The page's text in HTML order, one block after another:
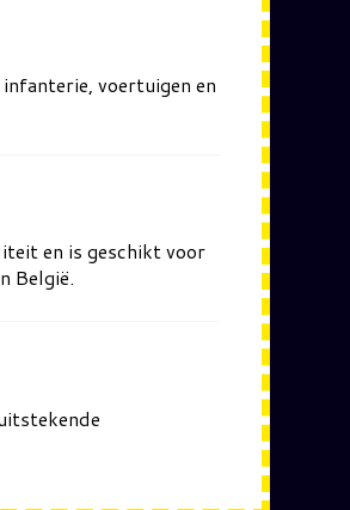
voertuigen en
en is geschikt voor
België.